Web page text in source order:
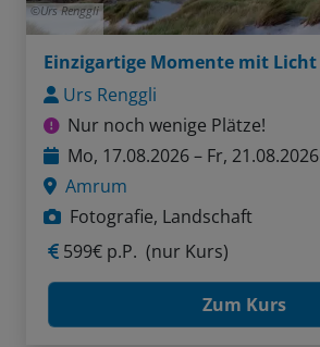
Urs Renggli
Urs Renggli
Nur noch wenige Plätze!
Mo, 17.08.2026 – Fr, 21.08.2026
Amrum
Fotografie, Landschaft
599€ p.P. (nur Kurs)
Zum Kurs